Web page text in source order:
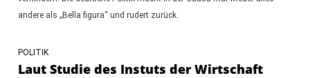
andere als „Bella figura“ und rudert zurück.
POLITIK
Laut Studie des Instuts der Wirtschaft